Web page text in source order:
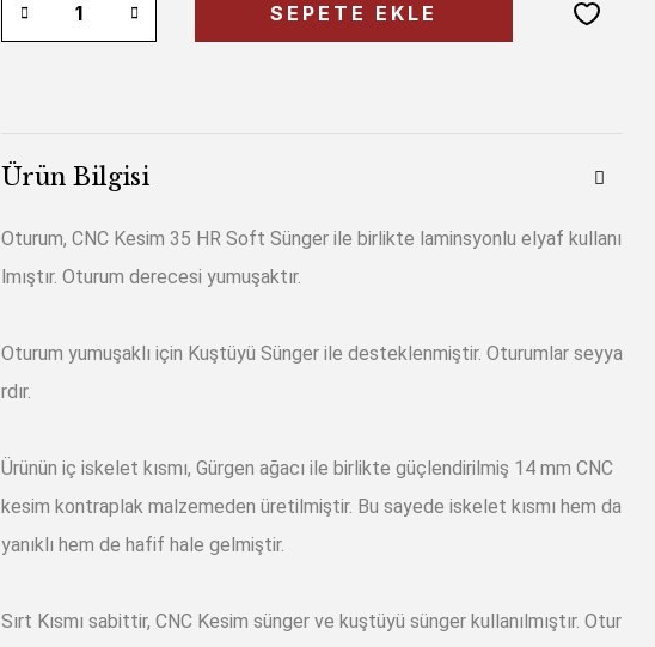
SEPETE EKLE
Ürün Bilgisi
Oturum, CNC Kesim 35 HR Soft Sünger ile birlikte laminsyonlu elyaf kullanı
lmıştır. Oturum derecesi yumuşaktır.
Oturum yumuşaklı için Kuştüyü Sünger ile desteklenmiştir. Oturumlar seyya
rdır.
Ürünün iç iskelet kısmı, Gürgen ağacı ile birlikte güçlendirilmiş 14 mm CNC
kesim kontraplak malzemeden üretilmiştir. Bu sayede iskelet kısmı hem da
yanıklı hem de hafif hale gelmiştir.
Sırt Kısmı sabittir, CNC Kesim sünger ve kuştüyü sünger kullanılmıştır. Otur